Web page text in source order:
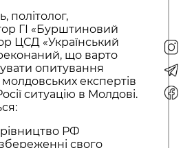
політолог,
ГІ «Бурштиновий
ЦСД «Український
що варто
опитування
молдовських експертів
ситуацію в Молдові.
РФ
свого